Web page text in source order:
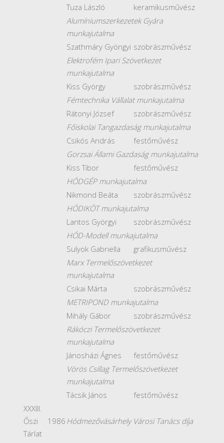
Tuza László
keramikusművész
Alumíniumszerkezetek Gyára
munkajutalma
Szathmáry Gyöngyi szobrászművész
Elektrofém Ipari Szövetkezet
munkajutalma
Kiss György
szobrászművész
Fémtechnika Vállalat munkajutalma
Rátonyi József
szobrászművész
Főiskolai Tangazdaság munkajutalma
Csikós András
festőművész
Gorzsai Állami Gazdaság munkajutalma
Kiss Tibor
festőművész
HÓDGÉP munkajutalma
Nikmond Beáta
szobrászművész
HÓDIKÖT munkajutalma
Lantos Györgyi
szobrászművész
HÓD-Modell munkajutalma
Sulyok Gabriella
grafikusművész
Marx Termelőszövetkezet
munkajutalma
Csikai Márta
szobrászművész
METRIPOND munkajutalma
Mihály Gábor
szobrászművész
Rákóczi Termelőszövetkezet
munkajutalma
Jánosházi Ágnes
festőművész
Vörös Csillag Termelőszövetkezet
munkajutalma
Tácsik János
festőművész
XXXIII.
Őszi
Tárlat
1986 Hódmezővásárhely Városi Tanács díja